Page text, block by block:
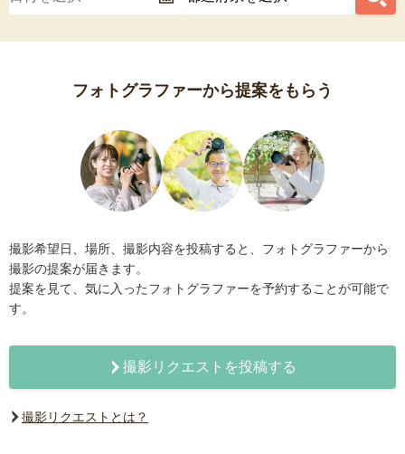
フォトグラファーから提案をもらう
撮影希望日、場所、撮影内容を投稿すると、フォトグラファーから
撮影の提案が届きます。
提案を見て、気に入ったフォトグラファーを予約することが可能で
す。
撮影リクエストを投稿する
撮影リクエストとは？